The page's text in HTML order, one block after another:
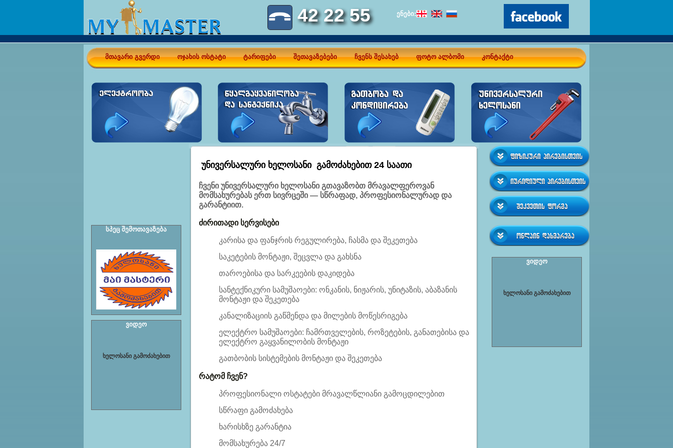
42 22 55 ენები:
მთავარი გვერდი ოჯახის ოსტატი ტარიფები შეთავაზებები ჩვენს შესახებ ფოტო ალბომი კონტაქტი
სპეც შემოთავაზება
ვიდეო
ხელოსანი გამოძახებით
Უნივერსალური Ხელოსანი Გამოძახებით 24 Საათი
ჩვენი უნივერსალური ხელოსანი გთავაზობთ მრავალფეროვან
მომსახურებას ერთ სივრცეში — სწრაფად, პროფესიონალურად და
გარანტიით.
ძირითადი სერვისები
კარისა და ფანჯრის რეგულირება, ჩასმა და შეკეთება
საკეტების მონტაჟი, შეცვლა და გახსნა
თაროებისა და სარკეების დაკიდება
სანტექნიკური სამუშაოები: ონკანის, ნიჟარის, უნიტაზის, აბაზანის
მონტაჟი და შეკეთება
კანალიზაციის გაწმენდა და მილების მოწესრიგება
ელექტრო სამუშაოები: ჩამრთველების, როზეტების, განათებისა და
ელექტრო გაყვანილობის მონტაჟი
გათბობის სისტემების მონტაჟი და შეკეთება
რატომ ჩვენ?
პროფესიონალი ოსტატები მრავალწლიანი გამოცდილებით
სწრაფი გამოძახება
ხარისხზე გარანტია
მომსახურება 24/7
ვიდეო
ხელოსანი გამოძახებით